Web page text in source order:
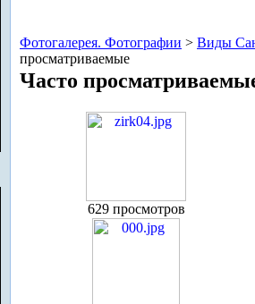
Фотогалерея. Фотографии > Виды
просматриваемые
Часто
629 просмотров